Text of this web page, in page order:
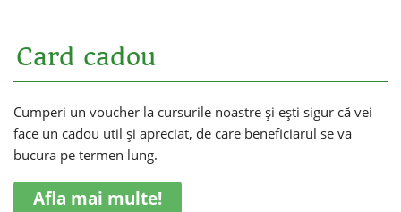
Card cadou
Cumperi un voucher la cursurile noastre și ești sigur că vei
face un cadou util și apreciat, de care beneficiarul se va
bucura pe termen lung.
Afla mai multe!